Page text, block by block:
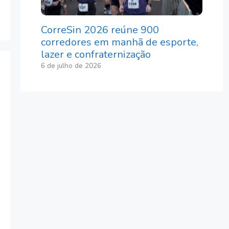
CorreSin 2026 reúne 900
corredores em manhã de esporte,
lazer e confraternização
6 de julho de 2026